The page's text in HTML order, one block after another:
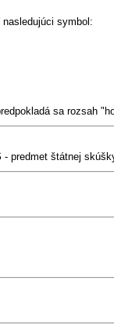
symbol:
sa rozsah
- predmet štátnej